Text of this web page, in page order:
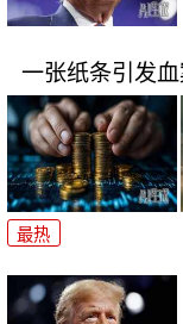
一张纸条引发血
最热